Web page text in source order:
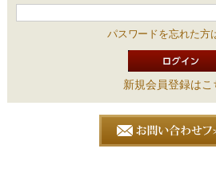
パスワードを忘れた方
新規会員登録はこ